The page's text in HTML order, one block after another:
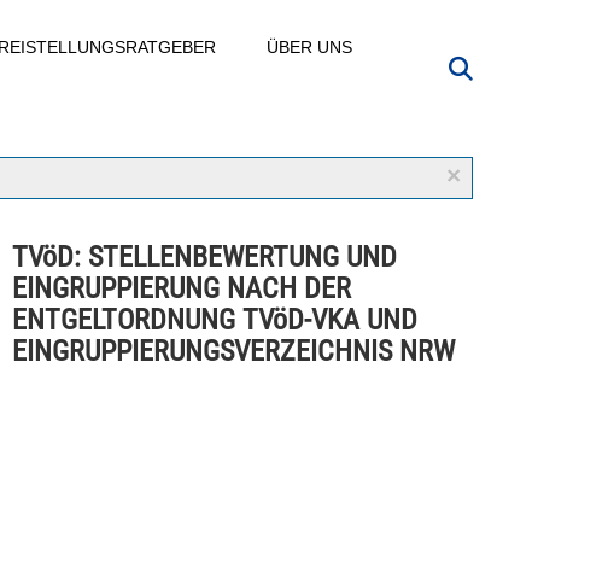
ÜBER UNS
×
TVöD: STELLENBEWERTUNG UND
EINGRUPPIERUNG NACH DER
ENTGELTORDNUNG TVöD-VKA UND
EINGRUPPIERUNGSVERZEICHNIS NRW